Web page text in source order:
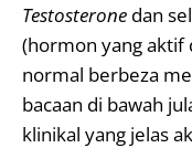
Testosterone dan
(hormon yang aktif
normal berbeza
bacaan di bawah
klinikal yang jelas